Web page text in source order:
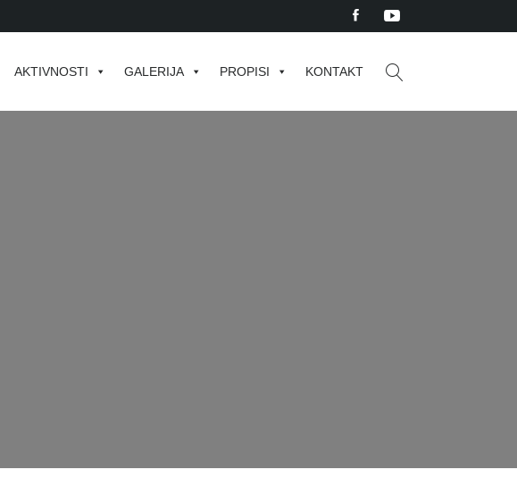
AKTIVNOSTI GALERIJA PROPISI KONTAKT